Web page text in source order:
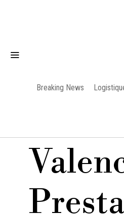
Breaking News